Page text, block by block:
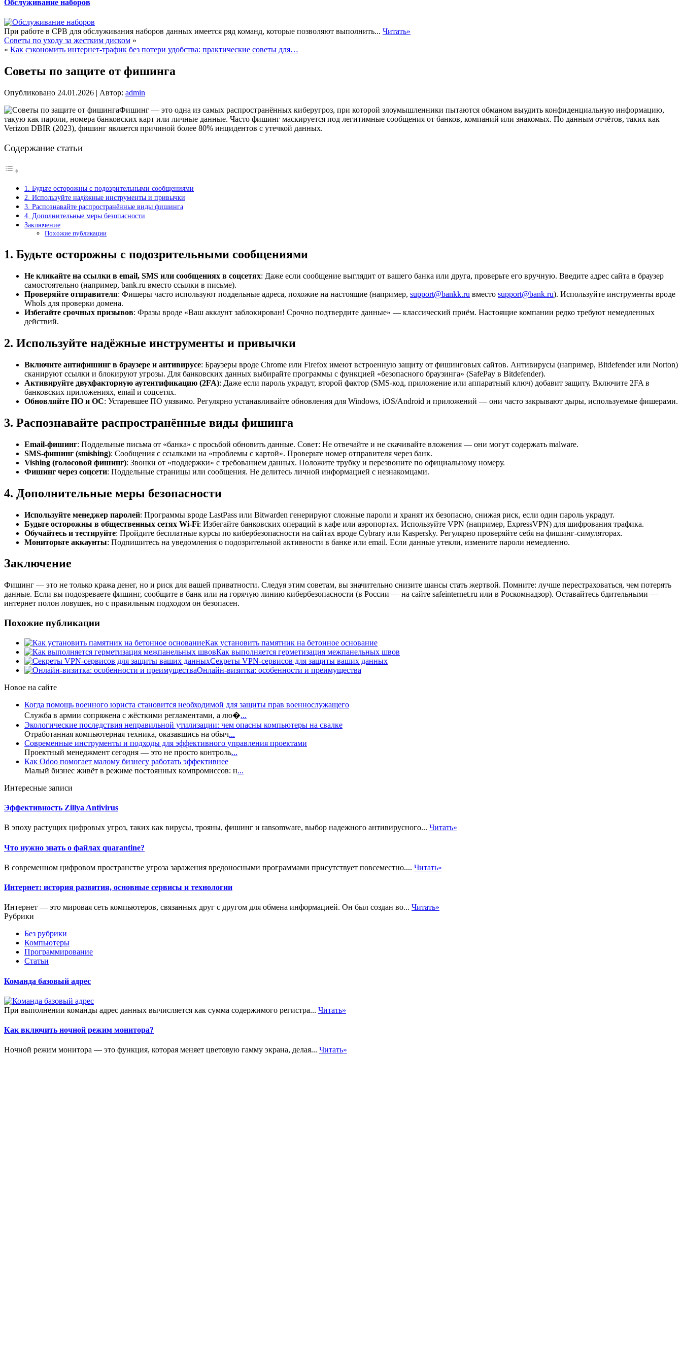
Обслуживание наборов
При работе в СРВ для обслуживания наборов данных имеется ряд команд, которые позволяют выполнить... Читать»
Советы по уходу за жестким диском »
« Как сэкономить интернет-трафик без потери удобства: практические советы для…
Советы по защите от фишинга
Опубликовано 24.01.2026 | Автор: admin
Фишинг — это одна из самых распространённых киберугроз, при которой злоумышленники пытаются обманом выудить конфиденциальную информацию,
такую как пароли, номера банковских карт или личные данные. Часто фишинг маскируется под легитимные сообщения от банков, компаний или знакомых. По данным отчётов, таких как
Verizon DBIR (2023), фишинг является причиной более 80% инцидентов с утечкой данных.
Содержание статьи
1. Будьте осторожны с подозрительными сообщениями
2. Используйте надёжные инструменты и привычки
3. Распознавайте распространённые виды фишинга
4. Дополнительные меры безопасности
Заключение
Похожие публикации
1. Будьте осторожны с подозрительными сообщениями
Не кликайте на ссылки в email, SMS или сообщениях в соцсетях: Даже если сообщение выглядит от вашего банка или друга, проверьте его вручную. Введите адрес сайта в браузер
самостоятельно (например, bank.ru вместо ссылки в письме).
Проверяйте отправителя: Фишеры часто используют поддельные адреса, похожие на настоящие (например, support@bankk.ru вместо support@bank.ru). Используйте инструменты вроде
WhoIs для проверки домена.
Избегайте срочных призывов: Фразы вроде «Ваш аккаунт заблокирован! Срочно подтвердите данные» — классический приём. Настоящие компании редко требуют немедленных
действий.
2. Используйте надёжные инструменты и привычки
Включите антифишинг в браузере и антивирусе: Браузеры вроде Chrome или Firefox имеют встроенную защиту от фишинговых сайтов. Антивирусы (например, Bitdefender или Norton)
сканируют ссылки и блокируют угрозы. Для банковских данных выбирайте программы с функцией «безопасного браузинга» (SafePay в Bitdefender).
Активируйте двухфакторную аутентификацию (2FA): Даже если пароль украдут, второй фактор (SMS-код, приложение или аппаратный ключ) добавит защиту. Включите 2FA в
банковских приложениях, email и соцсетях.
Обновляйте ПО и ОС: Устаревшее ПО уязвимо. Регулярно устанавливайте обновления для Windows, iOS/Android и приложений — они часто закрывают дыры, используемые фишерами.
3. Распознавайте распространённые виды фишинга
Email-фишинг: Поддельные письма от «банка» с просьбой обновить данные. Совет: Не отвечайте и не скачивайте вложения — они могут содержать malware.
SMS-фишинг (smishing): Сообщения с ссылками на «проблемы с картой». Проверьте номер отправителя через банк.
Vishing (голосовой фишинг): Звонки от «поддержки» с требованием данных. Положите трубку и перезвоните по официальному номеру.
Фишинг через соцсети: Поддельные страницы или сообщения. Не делитесь личной информацией с незнакомцами.
4. Дополнительные меры безопасности
Используйте менеджер паролей: Программы вроде LastPass или Bitwarden генерируют сложные пароли и хранят их безопасно, снижая риск, если один пароль украдут.
Будьте осторожны в общественных сетях Wi-Fi: Избегайте банковских операций в кафе или аэропортах. Используйте VPN (например, ExpressVPN) для шифрования трафика.
Обучайтесь и тестируйте: Пройдите бесплатные курсы по кибербезопасности на сайтах вроде Cybrary или Kaspersky. Регулярно проверяйте себя на фишинг-симуляторах.
Мониторьте аккаунты: Подпишитесь на уведомления о подозрительной активности в банке или email. Если данные утекли, измените пароли немедленно.
Заключение
Фишинг — это не только кража денег, но и риск для вашей приватности. Следуя этим советам, вы значительно снизите шансы стать жертвой. Помните: лучше перестраховаться, чем потерять
данные. Если вы подозреваете фишинг, сообщите в банк или на горячую линию кибербезопасности (в России — на сайте safeinternet.ru или в Роскомнадзор). Оставайтесь бдительными —
интернет полон ловушек, но с правильным подходом он безопасен.
Похожие публикации
Как установить памятник на бетонное основание
Как выполняется герметизация межпанельных швов
Секреты VPN-сервисов для защиты ваших данных
Онлайн-визитка: особенности и преимущества
Новое на сайте
Когда помощь военного юриста становится необходимой для защиты прав военнослужащего
Служба в армии сопряжена с жёсткими регламентами, а лю�...
Экологические последствия неправильной утилизации: чем опасны компьютеры на свалке
Отработанная компьютерная техника, оказавшись на обыч...
Современные инструменты и подходы для эффективного управления проектами
Проектный менеджмент сегодня — это не просто контроль...
Как Odoo помогает малому бизнесу работать эффективнее
Малый бизнес живёт в режиме постоянных компромиссов: н...
Интересные записи
Эффективность Zillya Antivirus
В эпоху растущих цифровых угроз, таких как вирусы, трояны, фишинг и ransomware, выбор надежного антивирусного... Читать»
Что нужно знать о файлах quarantine?
В современном цифровом пространстве угроза заражения вредоносными программами присутствует повсеместно.... Читать»
Интернет: история развития, основные сервисы и технологии
Интернет — это мировая сеть компьютеров, связанных друг с другом для обмена информацией. Он был создан во... Читать»
Рубрики
Без рубрики
Компьютеры
Программирование
Статьи
Команда базовый адрес
При выполнении команды адрес данных вычисляется как сумма содержимого регистра... Читать»
Как включить ночной режим монитора?
Ночной режим монитора — это функция, которая меняет цветовую гамму экрана, делая... Читать»